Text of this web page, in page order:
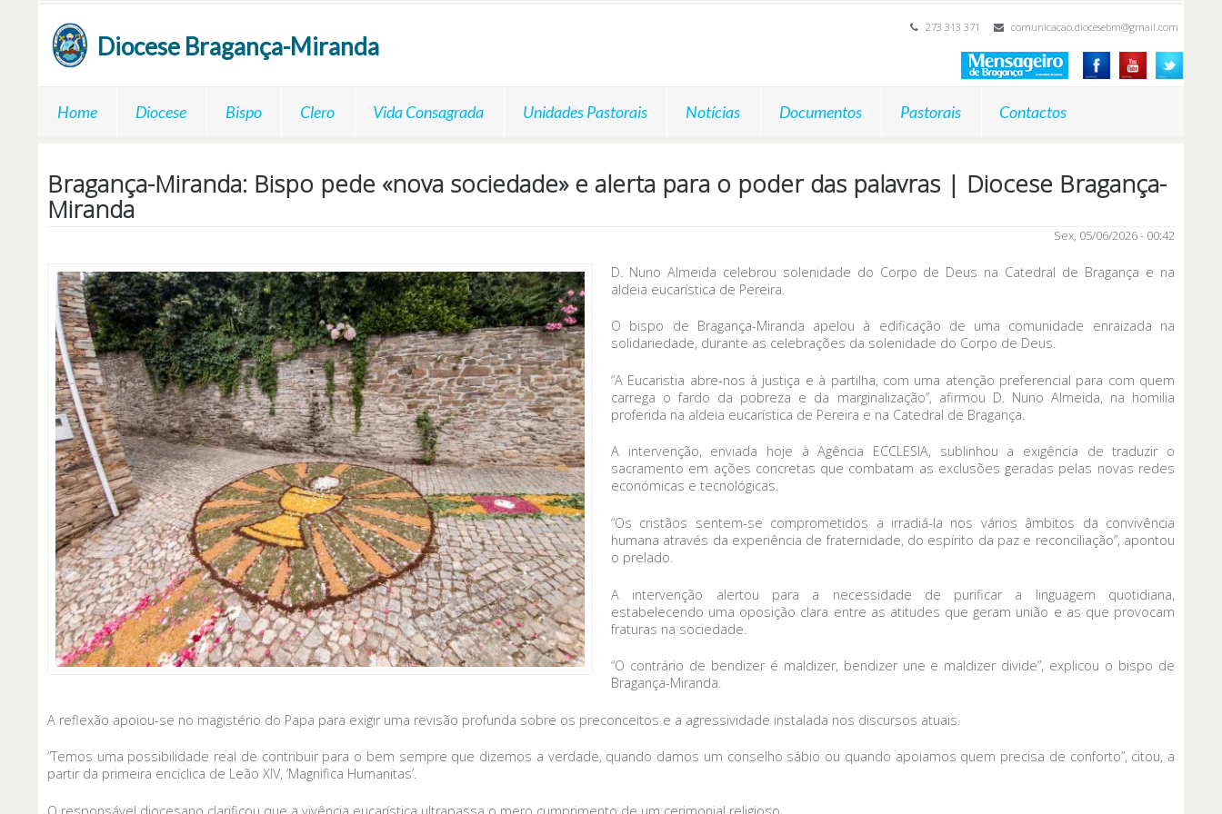
Diocese Bragança-Miranda
273 313 371 comunicacao.diocesebm@gmail.com
Home Diocese Bispo Clero Vida Consagrada Unidades Pastorais Notícias Documentos Pastorais Contactos
Bragança-Miranda: Bispo pede «nova sociedade» e alerta para o poder das palavras | Diocese Bragança-
Miranda
Sex, 05/06/2026 - 00:42
D. Nuno Almeida celebrou solenidade do Corpo de Deus na Catedral de Bragança e na
aldeia eucarística de Pereira.
O bispo de Bragança-Miranda apelou à edificação de uma comunidade enraizada na
solidariedade, durante as celebrações da solenidade do Corpo de Deus.
“A Eucaristia abre-nos à justiça e à partilha, com uma atenção preferencial para com quem
carrega o fardo da pobreza e da marginalização”, afirmou D. Nuno Almeida, na homilia
proferida na aldeia eucarística de Pereira e na Catedral de Bragança.
A intervenção, enviada hoje à Agência ECCLESIA, sublinhou a exigência de traduzir o
sacramento em ações concretas que combatam as exclusões geradas pelas novas redes
económicas e tecnológicas.
“Os cristãos sentem-se comprometidos a irradiá-la nos vários âmbitos da convivência
humana através da experiência de fraternidade, do espírito da paz e reconciliação”, apontou
o prelado.
A intervenção alertou para a necessidade de purificar a linguagem quotidiana,
estabelecendo uma oposição clara entre as atitudes que geram união e as que provocam
fraturas na sociedade.
“O contrário de bendizer é maldizer, bendizer une e maldizer divide”, explicou o bispo de
Bragança-Miranda.
A reflexão apoiou-se no magistério do Papa para exigir uma revisão profunda sobre os preconceitos e a agressividade instalada nos discursos atuais.
“Temos uma possibilidade real de contribuir para o bem sempre que dizemos a verdade, quando damos um conselho sábio ou quando apoiamos quem precisa de conforto”, citou, a
partir da primeira encíclica de Leão XIV, ‘Magnifica Humanitas’.